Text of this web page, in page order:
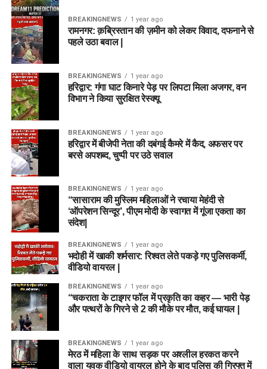
BREAKINGNEWS 1 year ago
रामनगर: क़ब्रिस्तान की ज़मीन को लेकर विवाद, दफनाने से
पहले उठा बवाल |
BREAKINGNEWS 1 year ago
हरिद्वार: गंगा घाट किनारे पेड़ पर लिपटा मिला अजगर, वन
विभाग ने किया सुरक्षित रेस्क्यू
BREAKINGNEWS 1 year ago
हरिद्वार में बीजेपी नेता की दबंगई कैमरे में कैद, अफसर पर
बरसे अपशब्द, चुप्पी पर उठे सवाल
BREAKINGNEWS 1 year ago
“सासाराम की मुस्लिम महिलाओं ने रचाया मेहंदी से
‘ऑपरेशन सिन्दूर’, पीएम मोदी के स्वागत में गूंजा एकता का
संदेश|
BREAKINGNEWS 1 year ago
भदोही में खाकी शर्मसार: रिश्वत लेते पकड़े गए पुलिसकर्मी,
वीडियो वायरल |
BREAKINGNEWS 1 year ago
“चकराता के टाइगर फॉल में प्रकृति का कहर — भारी पेड़
और पत्थरों के गिरने से 2 की मौके पर मौत, कई घायल |
BREAKINGNEWS 1 year ago
मेरठ में महिला के साथ सड़क पर अश्लील हरकत करने
वाला युवक वीडियो वायरल होने के बाद पुलिस की गिरफ्त में